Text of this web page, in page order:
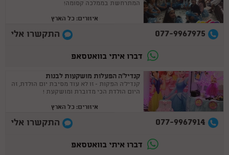
המתרחשת בממלכה קסומה!
איזורים: כל הארץ
077-9967975 התקשרו אלי
דברו איתי בוואטסאפ
קנדיל'ה הפעלות מושקעות לבנות
קנדיל'ה הפקות - זו לא עוד מסיבת יום הולדת, זה
היום הולדת הכי מדוברת ומושקעת !
איזורים: כל הארץ
077-9967914 התקשרו אלי
דברו איתי בוואטסאפ